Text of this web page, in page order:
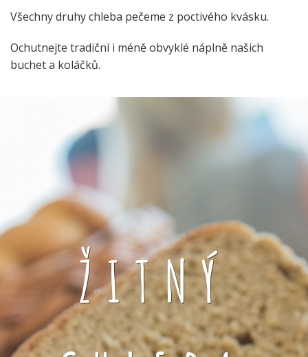
Všechny druhy chleba pečeme z poctivého kvásku.
Ochutnejte tradiční i méně obvyklé náplně našich
buchet a koláčků.
ŽITNÝ